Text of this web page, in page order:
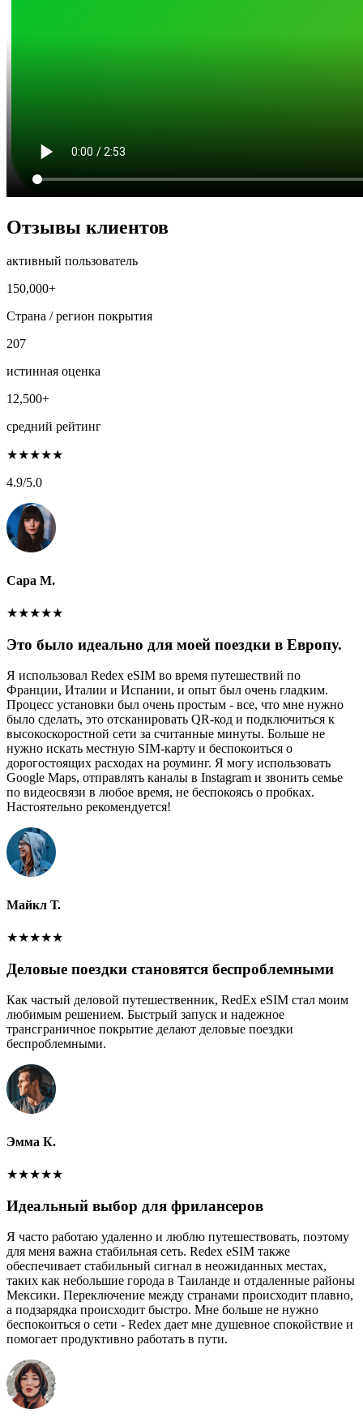
Отзывы клиентов
активный пользователь
150,000+
Страна / регион покрытия
207
истинная оценка
12,500+
средний рейтинг
★★★★★
4.9/5.0
Сара М.
★★★★★
Это было идеально для моей поездки в Европу.
Я использовал Redex eSIM во время путешествий по
Франции, Италии и Испании, и опыт был очень гладким.
Процесс установки был очень простым - все, что мне нужно
было сделать, это отсканировать QR-код и подключиться к
высокоскоростной сети за считанные минуты. Больше не
нужно искать местную SIM-карту и беспокоиться о
дорогостоящих расходах на роуминг. Я могу использовать
Google Maps, отправлять каналы в Instagram и звонить семье
по видеосвязи в любое время, не беспокоясь о пробках.
Настоятельно рекомендуется!
Майкл Т.
★★★★★
Деловые поездки становятся беспроблемными
Как частый деловой путешественник, RedEx eSIM стал моим
любимым решением. Быстрый запуск и надежное
трансграничное покрытие делают деловые поездки
беспроблемными.
Эмма К.
★★★★★
Идеальный выбор для фрилансеров
Я часто работаю удаленно и люблю путешествовать, поэтому
для меня важна стабильная сеть. Redex eSIM также
обеспечивает стабильный сигнал в неожиданных местах,
таких как небольшие города в Таиланде и отдаленные районы
Мексики. Переключение между странами происходит плавно,
а подзарядка происходит быстро. Мне больше не нужно
беспокоиться о сети - Redex дает мне душевное спокойствие и
помогает продуктивно работать в пути.